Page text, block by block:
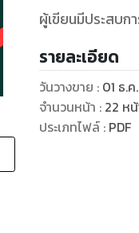
ผู้เขียนมีประสบ
รายละเอียด
วันวางขาย : 01 ธ.
จำนวนหน้า : 22 ห
ประเภทไฟล์: PDF